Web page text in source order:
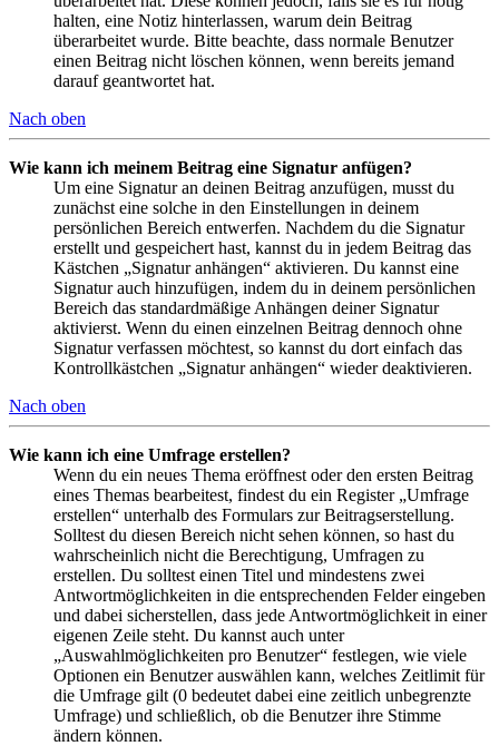
halten, eine Notiz hinterlassen, warum dein Beitrag
überarbeitet wurde. Bitte beachte, dass normale Benutzer
einen Beitrag nicht löschen können, wenn bereits jemand
darauf geantwortet hat.
Nach oben
Wie kann ich meinem Beitrag eine Signatur anfügen?
Um eine Signatur an deinen Beitrag anzufügen, musst du
zunächst eine solche in den Einstellungen in deinem
persönlichen Bereich entwerfen. Nachdem du die Signatur
erstellt und gespeichert hast, kannst du in jedem Beitrag das
Kästchen „Signatur anhängen“ aktivieren. Du kannst eine
Signatur auch hinzufügen, indem du in deinem persönlichen
Bereich das standardmäßige Anhängen deiner Signatur
aktivierst. Wenn du einen einzelnen Beitrag dennoch ohne
Signatur verfassen möchtest, so kannst du dort einfach das
Kontrollkästchen „Signatur anhängen“ wieder deaktivieren.
Nach oben
Wie kann ich eine Umfrage erstellen?
Wenn du ein neues Thema eröffnest oder den ersten Beitrag
eines Themas bearbeitest, findest du ein Register „Umfrage
erstellen“ unterhalb des Formulars zur Beitragserstellung.
Solltest du diesen Bereich nicht sehen können, so hast du
wahrscheinlich nicht die Berechtigung, Umfragen zu
erstellen. Du solltest einen Titel und mindestens zwei
Antwortmöglichkeiten in die entsprechenden Felder eingeben
und dabei sicherstellen, dass jede Antwortmöglichkeit in einer
eigenen Zeile steht. Du kannst auch unter
„Auswahlmöglichkeiten pro Benutzer“ festlegen, wie viele
Optionen ein Benutzer auswählen kann, welches Zeitlimit für
die Umfrage gilt (0 bedeutet dabei eine zeitlich unbegrenzte
Umfrage) und schließlich, ob die Benutzer ihre Stimme
ändern können.